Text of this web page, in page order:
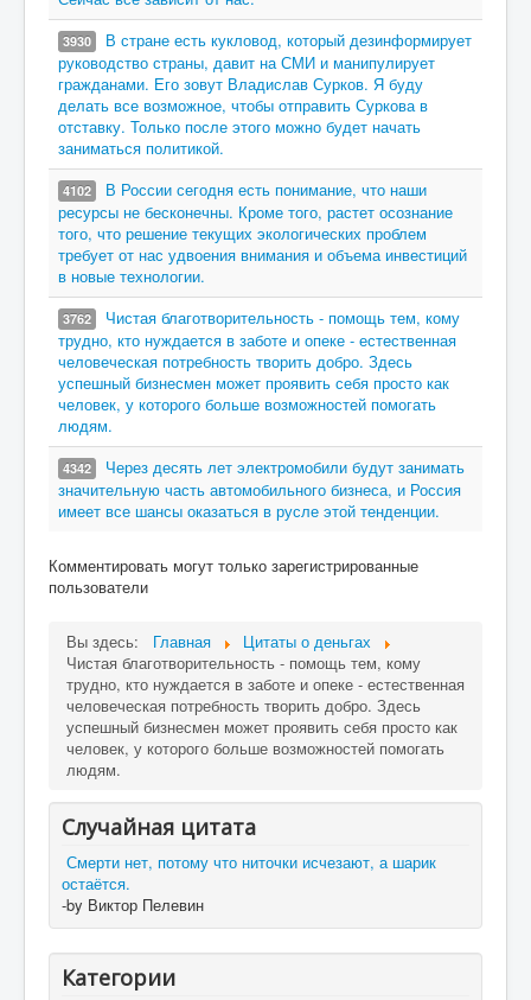
3930
В стране есть кукловод, который дезинформирует
руководство страны, давит на СМИ и манипулирует
гражданами. Его зовут Владислав Сурков. Я буду
делать все возможное, чтобы отправить Суркова в
отставку. Только после этого можно будет начать
заниматься политикой.
4102
В России сегодня есть понимание, что наши
ресурсы не бесконечны. Кроме того, растет осознание
того, что решение текущих экологических проблем
требует от нас удвоения внимания и объема инвестиций
в новые технологии.
3762
Чистая благотворительность - помощь тем, кому
трудно, кто нуждается в заботе и опеке - естественная
человеческая потребность творить добро. Здесь
успешный бизнесмен может проявить себя просто как
человек, у которого больше возможностей помогать
людям.
4342
Через десять лет электромобили будут занимать
значительную часть автомобильного бизнеса, и Россия
имеет все шансы оказаться в русле этой тенденции.
Комментировать могут только зарегистрированные
пользователи
Вы здесь: Главная
Цитаты о деньгах
Чистая благотворительность - помощь тем, кому
трудно, кто нуждается в заботе и опеке - естественная
человеческая потребность творить добро. Здесь
успешный бизнесмен может проявить себя просто как
человек, у которого больше возможностей помогать
людям.
Случайная цитата
Смерти нет, потому что ниточки исчезают, а шарик
остаётся.
-by Виктор Пелевин
Категории